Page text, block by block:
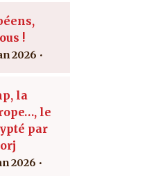
!
2026
la
le
par
2026